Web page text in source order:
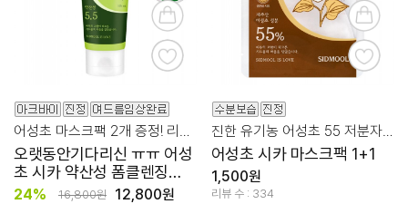
오랫동안기다리신 ㅠㅠ 어성
초 시카 약산성 폼클렌징
165ml
24% 16,800원 12,800원
진한 유기농 어성초 55 저분자 히알루론산/병풀파우더
어성초 시카 마스크팩 1+1
1,500원
리뷰 수 : 334